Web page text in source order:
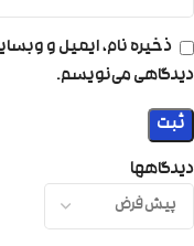
دیدگاهها
ذخیره نام، ایمیل و
دیدگاهی می‌نویسم.